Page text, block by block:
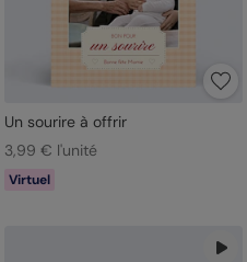
Un sourire à offrir
3,99 € l'unité
Virtuel